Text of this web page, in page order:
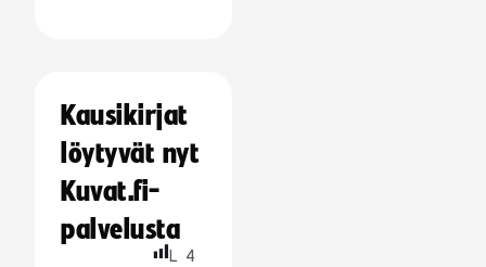
Kausikirjat
löytyvät nyt
Kuvat.fi-
palvelusta
L 4